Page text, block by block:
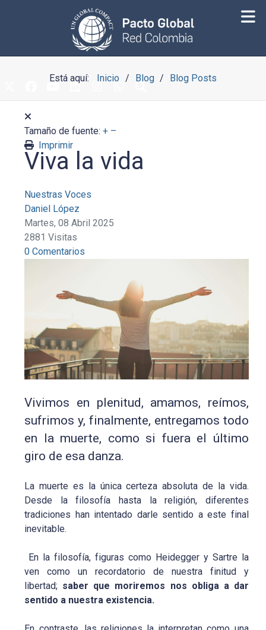
Está aquí: Inicio Blog Blog Posts
Tamaño de fuente: + –
Imprimir
Viva la vida
Nuestras Voces
Daniel López
Martes, 08 Abril 2025
2881 Visitas
0 Comentarios
Vivimos en plenitud, amamos, reímos,
sufrimos y, finalmente, entregamos todo
en la muerte, como si fuera el último
giro de esa danza.
La muerte es la única certeza absoluta de la vida.
Desde la filosofía hasta la religión, diferentes
tradiciones han intentado darle sentido a este final
inevitable.
En la filosofía, figuras como Heidegger y Sartre la
ven como un recordatorio de nuestra finitud y
libertad; saber que moriremos nos obliga a dar
sentido a nuestra existencia.